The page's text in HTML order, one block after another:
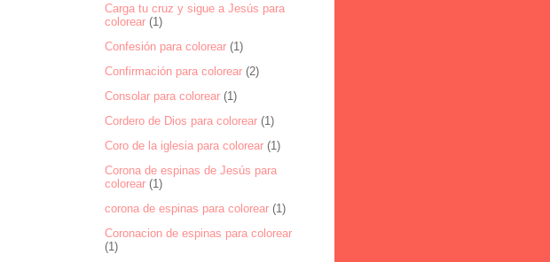
Carga tu cruz y sigue a Jesús para
colorear (1)
Confesión para colorear (1)
Confirmación para colorear (2)
Consolar para colorear (1)
Cordero de Dios para colorear (1)
Coro de la iglesia para colorear (1)
Corona de espinas de Jesús para
colorear (1)
corona de espinas para colorear (1)
Coronacion de espinas para colorear
(1)